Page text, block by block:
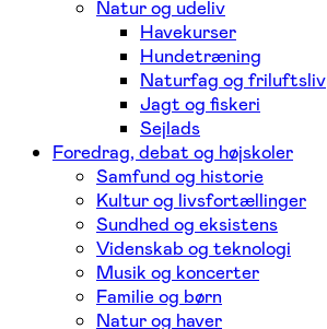
Natur og udeliv
Havekurser
Hundetræning
Naturfag og friluftsliv
Jagt og fiskeri
Sejlads
Foredrag, debat og højskoler
Samfund og historie
Kultur og livsfortællinger
Sundhed og eksistens
Videnskab og teknologi
Musik og koncerter
Familie og børn
Natur og haver